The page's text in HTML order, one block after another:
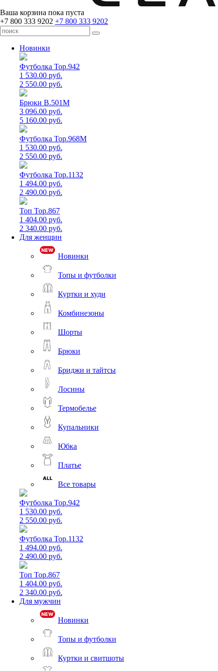
Ваша корзина пока пуста
+7 800 333 9202 +7 800 333 9202
Новинки
Футболка Top.942
1 530.00 руб.
2 550.00 руб.
Брюки B.501M
3 096.00 руб.
5 160.00 руб.
Футболка Top.968M
1 530.00 руб.
2 550.00 руб.
Футболка Top.1132
1 494.00 руб.
2 490.00 руб.
Топ Top.867
1 404.00 руб.
2 340.00 руб.
Для женщин
Новинки
Топы и футболки
Куртки и худи
Комбинезоны
Шорты
Брюки
Бриджи и тайтсы
Лосины
Термобелье
Купальники
Юбка
Платье
Все товары
Футболка Top.942
1 530.00 руб.
2 550.00 руб.
Футболка Top.1132
1 494.00 руб.
2 490.00 руб.
Топ Top.867
1 404.00 руб.
2 340.00 руб.
Для мужчин
Новинки
Топы и футболки
Куртки и свитшоты